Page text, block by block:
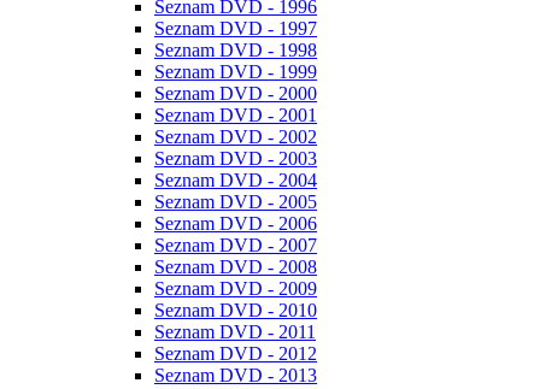
Seznam DVD - 1996
Seznam DVD - 1997
Seznam DVD - 1998
Seznam DVD - 1999
Seznam DVD - 2000
Seznam DVD - 2001
Seznam DVD - 2002
Seznam DVD - 2003
Seznam DVD - 2004
Seznam DVD - 2005
Seznam DVD - 2006
Seznam DVD - 2007
Seznam DVD - 2008
Seznam DVD - 2009
Seznam DVD - 2010
Seznam DVD - 2011
Seznam DVD - 2012
Seznam DVD - 2013